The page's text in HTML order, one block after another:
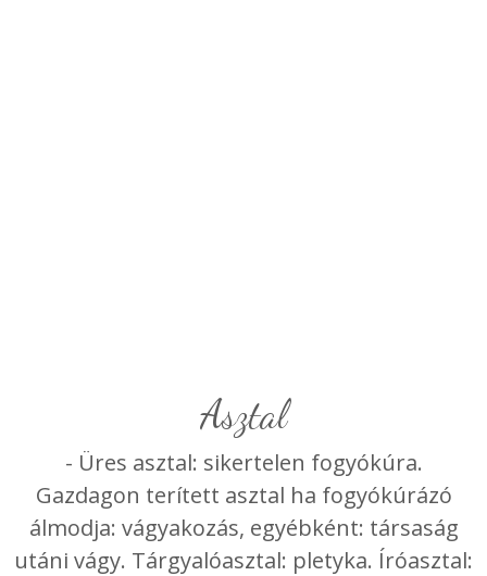
asztal
- Üres asztal: sikertelen fogyókúra.
Gazdagon terített asztal ha fogyókúrázó
álmodja: vágyakozás, egyébként: társaság
utáni vágy. Tárgyalóasztal: pletyka. Íróasztal: